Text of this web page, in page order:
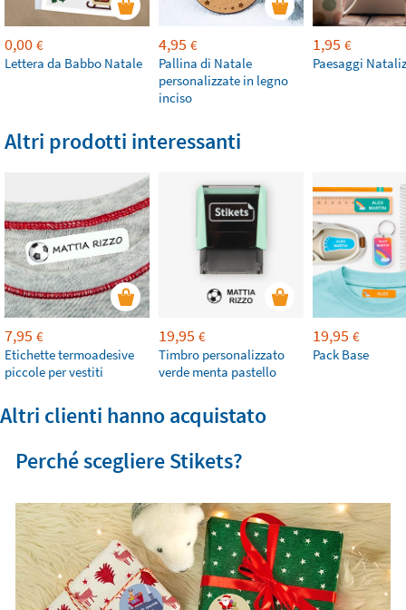
0,00 €
Lettera da Babbo Natale
4,95 €
Pallina di Natale
personalizzate in legno
inciso
1,95 €
Paesaggi
Altri prodotti interessanti
7,95 €
Etichette termoadesive
piccole per vestiti
19,95 €
Timbro personalizzato
verde menta pastello
19,95 €
Pack Base
Altri clienti hanno acquistato
Perché scegliere Stikets?